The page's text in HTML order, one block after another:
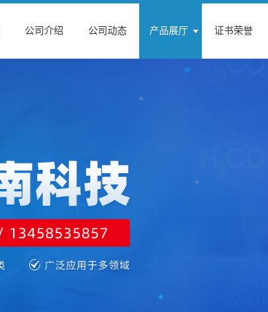
公司介绍 公司动态 产品展厅 证书荣誉